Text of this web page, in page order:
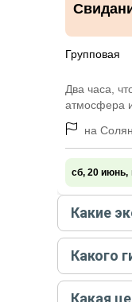
Групповая
Два часа,
атмосфера
на
сб, 20 июнь,
Какие
Самые
Какого
Лучшие
Какая